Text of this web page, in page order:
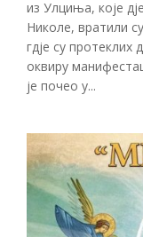
из Улциња, које
Николе, вратили
гдје су протеклих
оквиру
је почео у...